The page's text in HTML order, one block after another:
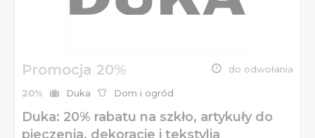
Promocja 20% do odwołania
20% Duka Dom i ogród
Duka: 20% rabatu na szkło, artykuły do
pieczenia, dekoracje i tekstylia